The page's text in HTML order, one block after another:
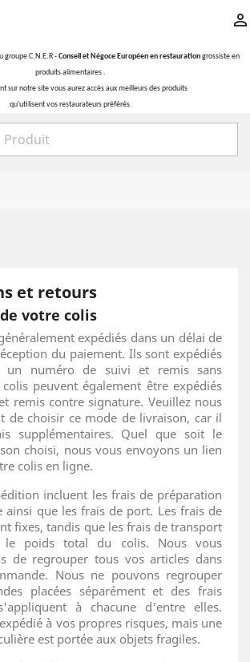

groupe C.N.E.R -Conseil et Négoce Européen en restaurationgrossiste en
produits alimentaires .
sur notre site vous aurez accès aux meilleurs des produits
qu'utilisent vos restaurateurs préférés.
et retours
votre colis
expédiés dans un délai de
du paiement. Ils sont expédiés
un numéro de suivi et remis sans
peuvent également être expédiés
remis contre signature. Veuillez nous
de choisir ce mode de livraison, car il
supplémentaires. Quel que soit le
choisi, nous vous envoyons un lien
colis en ligne.
incluent les frais de préparation
ainsi que les frais de port. Les frais de
fixes, tandis que les frais de transport
le poids total du colis. Nous vous
de regrouper tous vos articles dans
Nous ne pouvons regrouper
placées séparément et des frais
à chacune d'entre elles.
à vos propres risques, mais une
est portée aux objets fragiles.